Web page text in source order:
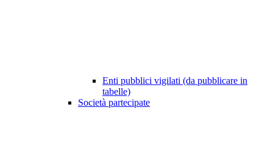
Enti pubblici vigilati (da pubblicare in
tabelle)
Società partecipate